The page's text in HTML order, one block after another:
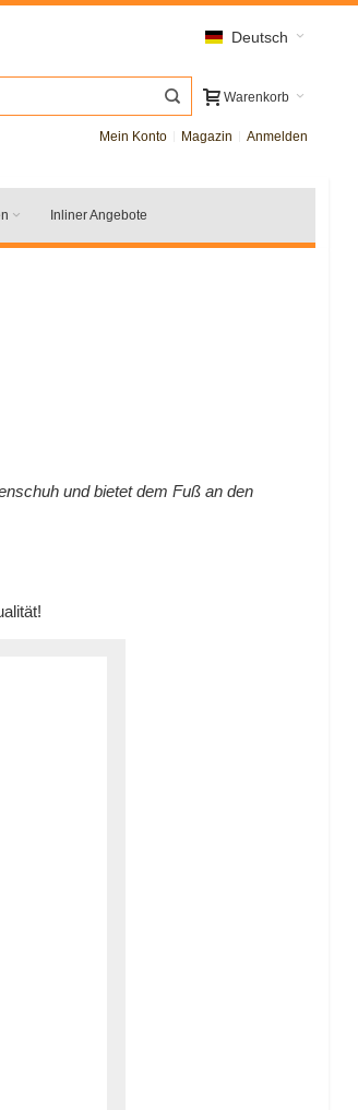
Deutsch
Warenkorb
Mein Konto Magazin Anmelden
Inliner Angebote
und bietet dem Fuß an den